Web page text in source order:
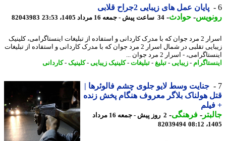
پایان عمل های زیبایی 2جراح قلابی
-حوادث -34 ساعت پیش - جمعه 16 مرداد 1405، 23:53 82043983
اسرار 2 مرد جوان که با مدرک کاردانی و استفاده از تبلیغات اینستاگرامی، کلینیک
زیبایی تقلبی در شمال اسرار 2 مرد جوان که با مدرک کاردانی و استفاده از تبلیغات
- اسرار 2 مرد جوان ...
- زیبایی-تبلیغ -تبلیغات-کلینیک زیبایی-کلینیک-کاردانی
جنایت وسط لایو جلوی چشم فالوئرها |
هولناک بلاگر معروف هنگام پخش زنده
-فرهنگی-
2 روز پیش - جمعه 16 مرداد
82039494